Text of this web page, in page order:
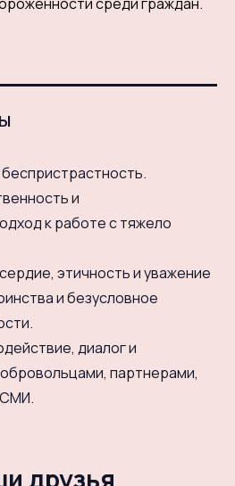
и
к работе с тяжело
этичность и уважение
и безусловное
диалог и
партнерами,
друзья